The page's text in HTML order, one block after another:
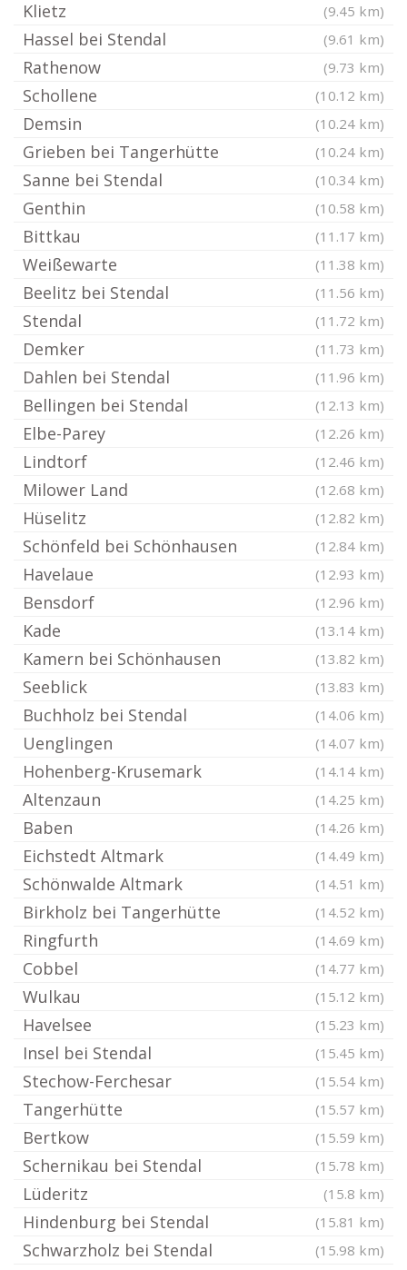
Klietz (9.45 km)
Hassel bei Stendal (9.61 km)
Rathenow (9.73 km)
Schollene (10.12 km)
Demsin (10.24 km)
Grieben bei Tangerhütte (10.24 km)
Sanne bei Stendal (10.34 km)
Genthin (10.58 km)
Bittkau (11.17 km)
Weißewarte (11.38 km)
Beelitz bei Stendal (11.56 km)
Stendal (11.72 km)
Demker (11.73 km)
Dahlen bei Stendal (11.96 km)
Bellingen bei Stendal (12.13 km)
Elbe-Parey (12.26 km)
Lindtorf (12.46 km)
Milower Land (12.68 km)
Hüselitz (12.82 km)
Schönfeld bei Schönhausen (12.84 km)
Havelaue (12.93 km)
Bensdorf (12.96 km)
Kade (13.14 km)
Kamern bei Schönhausen (13.82 km)
Seeblick (13.83 km)
Buchholz bei Stendal (14.06 km)
Uenglingen (14.07 km)
Hohenberg-Krusemark (14.14 km)
Altenzaun (14.25 km)
Baben (14.26 km)
Eichstedt Altmark (14.49 km)
Schönwalde Altmark (14.51 km)
Birkholz bei Tangerhütte (14.52 km)
Ringfurth (14.69 km)
Cobbel (14.77 km)
Wulkau (15.12 km)
Havelsee (15.23 km)
Insel bei Stendal (15.45 km)
Stechow-Ferchesar (15.54 km)
Tangerhütte (15.57 km)
Bertkow (15.59 km)
Schernikau bei Stendal (15.78 km)
Lüderitz (15.8 km)
Hindenburg bei Stendal (15.81 km)
Schwarzholz bei Stendal (15.98 km)